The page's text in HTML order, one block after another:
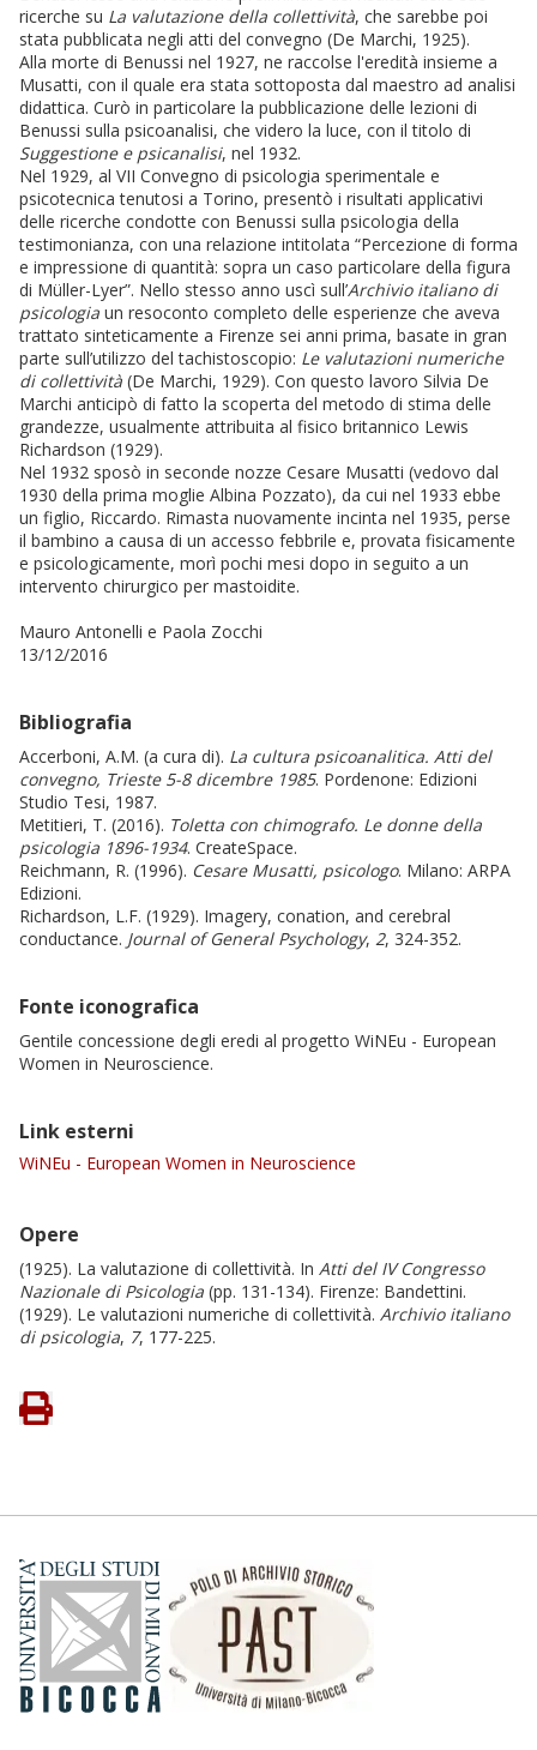
ricerche su La valutazione della collettività, che sarebbe poi
stata pubblicata negli atti del convegno (De Marchi, 1925).
Alla morte di Benussi nel 1927, ne raccolse l'eredità insieme a
Musatti, con il quale era stata sottoposta dal maestro ad analisi
didattica. Curò in particolare la pubblicazione delle lezioni di
Benussi sulla psicoanalisi, che videro la luce, con il titolo di
Suggestione e psicanalisi, nel 1932.
Nel 1929, al VII Convegno di psicologia sperimentale e
psicotecnica tenutosi a Torino, presentò i risultati applicativi
delle ricerche condotte con Benussi sulla psicologia della
testimonianza, con una relazione intitolata “Percezione di forma
e impressione di quantità: sopra un caso particolare della figura
di Müller-Lyer”. Nello stesso anno uscì sull’Archivio italiano di
psicologia un resoconto completo delle esperienze che aveva
trattato sinteticamente a Firenze sei anni prima, basate in gran
parte sull’utilizzo del tachistoscopio: Le valutazioni numeriche
di collettività (De Marchi, 1929). Con questo lavoro Silvia De
Marchi anticipò di fatto la scoperta del metodo di stima delle
grandezze, usualmente attribuita al fisico britannico Lewis
Richardson (1929).
Nel 1932 sposò in seconde nozze Cesare Musatti (vedovo dal
1930 della prima moglie Albina Pozzato), da cui nel 1933 ebbe
un figlio, Riccardo. Rimasta nuovamente incinta nel 1935, perse
il bambino a causa di un accesso febbrile e, provata fisicamente
e psicologicamente, morì pochi mesi dopo in seguito a un
intervento chirurgico per mastoidite.
Mauro Antonelli e Paola Zocchi
13/12/2016
Bibliografia
Accerboni, A.M. (a cura di). La cultura psicoanalitica. Atti del
convegno, Trieste 5-8 dicembre 1985. Pordenone: Edizioni
Studio Tesi, 1987.
Metitieri, T. (2016). Toletta con chimografo. Le donne della
psicologia 1896-1934. CreateSpace.
Reichmann, R. (1996). Cesare Musatti, psicologo. Milano: ARPA
Edizioni.
Richardson, L.F. (1929). Imagery, conation, and cerebral
conductance. Journal of General Psychology, 2, 324-352.
Fonte iconografica
Gentile concessione degli eredi al progetto WiNEu - European
Women in Neuroscience.
Link esterni
WiNEu - European Women in Neuroscience
Opere
(1925). La valutazione di collettività. In Atti del IV Congresso
Nazionale di Psicologia (pp. 131-134). Firenze: Bandettini.
(1929). Le valutazioni numeriche di collettività. Archivio italiano
di psicologia, 7, 177-225.